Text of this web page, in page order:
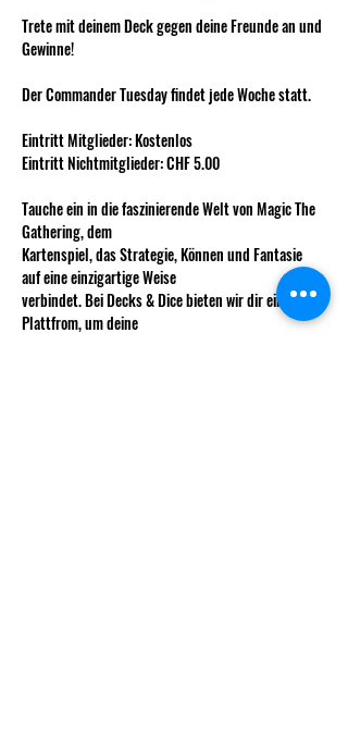
Trete mit deinem Deck gegen deine Freunde an und
Gewinne!
Der Commander Tuesday findet jede Woche statt.
Eintritt Mitglieder: Kostenlos
Eintritt Nichtmitglieder: CHF 5.00
Tauche ein in die faszinierende Welt von Magic The
Gathering, dem
Kartenspiel, das Strategie, Können und Fantasie
auf eine einzigartige Weise
verbindet. Bei Decks & Dice bieten wir dir eine
Plattfrom, um deine